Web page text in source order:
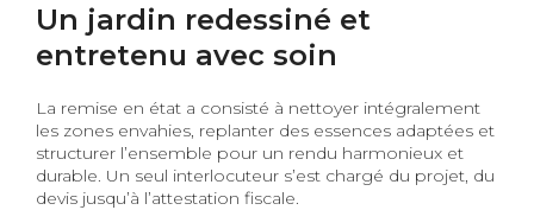
Un jardin redessiné et
entretenu avec soin
La remise en état a consisté à nettoyer intégralement
les zones envahies, replanter des essences adaptées et
structurer l’ensemble pour un rendu harmonieux et
durable. Un seul interlocuteur s’est chargé du projet, du
devis jusqu’à l’attestation fiscale.